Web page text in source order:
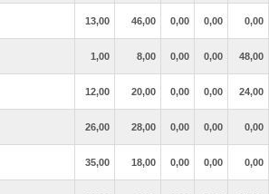
13,00 46,00 0,00 0,00 0,00
1,00 8,00 0,00 0,00 48,00
12,00 20,00 0,00 0,00 24,00
26,00 28,00 0,00 0,00 0,00
35,00 18,00 0,00 0,00 0,00